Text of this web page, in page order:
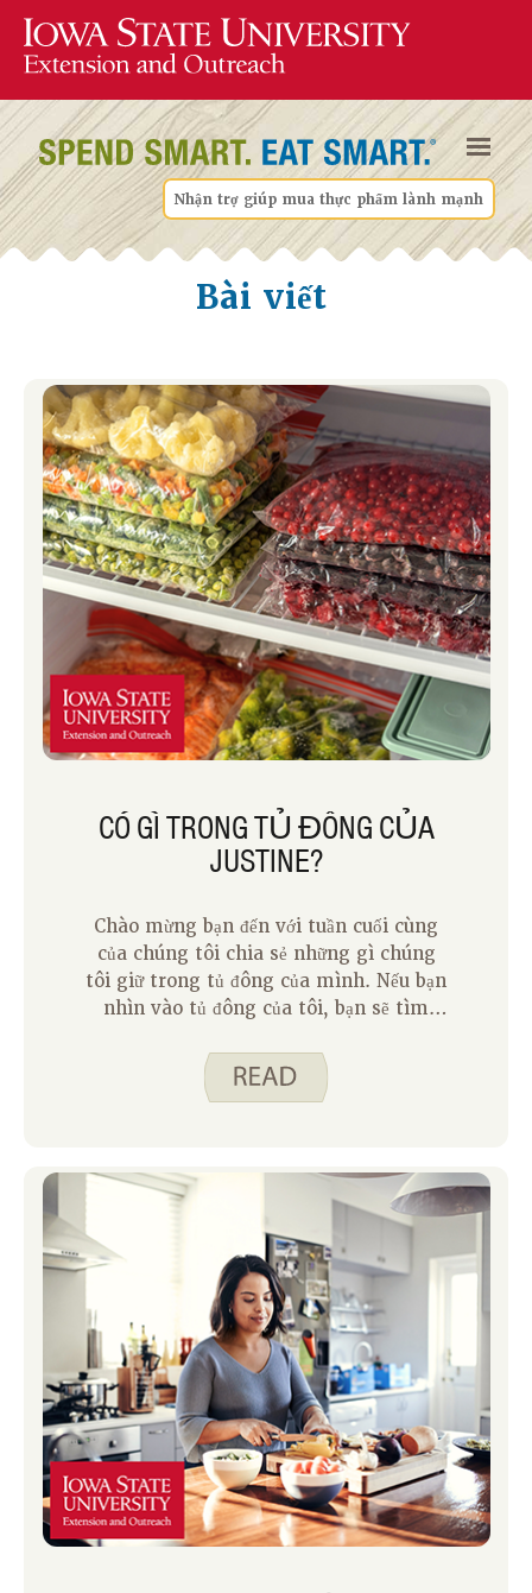
Nhận trợ giúp mua thực phẩm lành mạnh
Bài viết
CÓ GÌ TRONG TỦ ĐÔNG CỦA
JUSTINE?
Chào mừng bạn đến với tuần cuối cùng
của chúng tôi chia sẻ những gì chúng
tôi giữ trong tủ đông của mình. Nếu bạn
nhìn vào tủ đông của tôi, bạn sẽ tìm
mà bạn mong đợi, thức ăn thừa và
những điều bất ngờ ngẫu nhiên.